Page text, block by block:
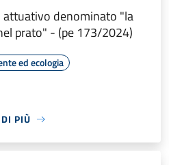
attuativo denominato "la
prato" - (pe 173/2024)
ed ecologia
PIÙ